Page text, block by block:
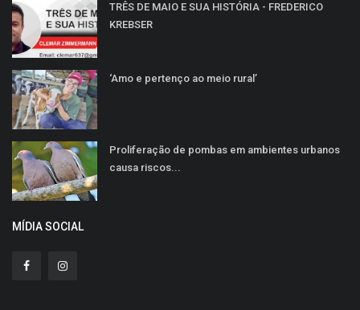
TRÊS DE MAIO E SUA HISTÓRIA - FREDERICO
KREBSER
‘Amo e pertenço ao meio rural’
Proliferação de pombas em ambientes urbanos
causa riscos...
MÍDIA SOCIAL